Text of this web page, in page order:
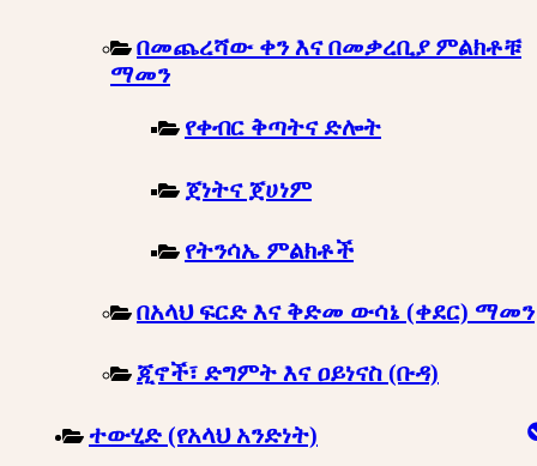
በመጨረሻው ቀን እና በመቃረቢያ ምልክቶቹ
ማመን
የቀብር ቅጣትና ድሎት
ጀነትና ጀሀነም
የትንሳኤ ምልክቶች
በአላህ ፍርድ እና ቅድመ ውሳኔ (ቀደር) ማመን
ጂኖች፣ ድግምት እና ዐይነናስ (ቡዳ)
ተውሂድ (የአላህ አንድነት)